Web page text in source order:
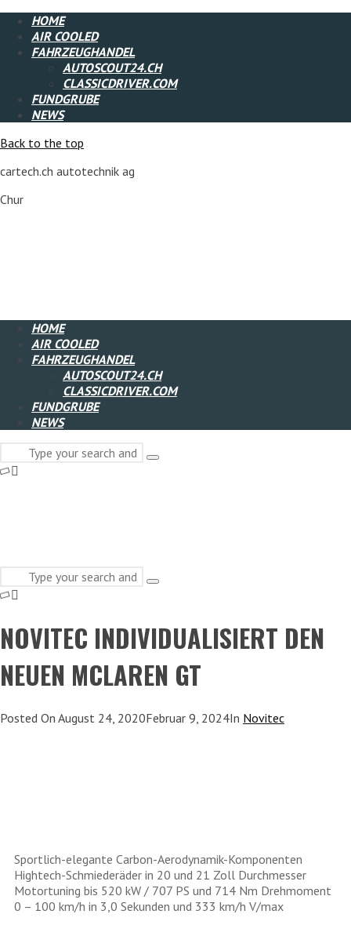
HOME
AIR COOLED
FAHRZEUGHANDEL
AUTOSCOUT24.CH
CLASSICDRIVER.COM
FUNDGRUBE
NEWS
Back to the top
cartech.ch autotechnik ag
Chur
HOME
AIR COOLED
FAHRZEUGHANDEL
AUTOSCOUT24.CH
CLASSICDRIVER.COM
FUNDGRUBE
NEWS
Search
for:
Type
Search
for:
Type
enter
NOVITEC INDIVIDUALISIERT DEN
NEUEN MCLAREN GT
Posted On August 24, 2020Februar 9, 2024In Novitec
Sportlich-elegante Carbon-Aerodynamik-Komponenten
Hightech-Schmiederäder in 20 und 21 Zoll Durchmesser
Motortuning bis 520 kW / 707 PS und 714 Nm Drehmoment
0 – 100 km/h in 3,0 Sekunden und 333 km/h V/max